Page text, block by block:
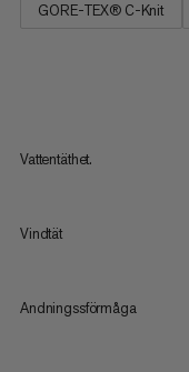
GORE-TEX® C-Knit
Vattentäthet.
Vindtät
Andningssförmåga